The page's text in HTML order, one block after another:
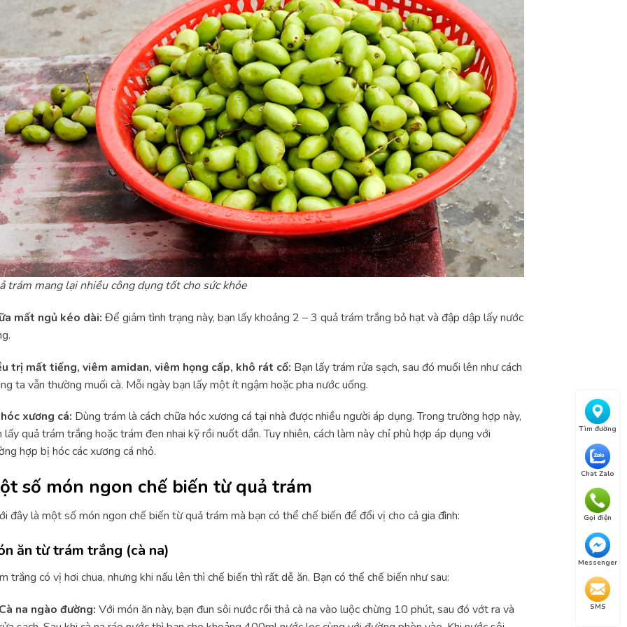
Tìm đường
Chat Zalo
Gọi điện
Messenger
SMS
trám mang lại nhiều công dụng tốt cho sức khỏe
mất ngủ kéo dài: Để giảm tình trạng này, bạn lấy khoảng 2 – 3 quả trám trắng bỏ hạt và đập dập lấy nước
trị mất tiếng, viêm amidan, viêm họng cấp, khô rát cổ: Bạn lấy trám rửa sạch, sau đó muối lên như cách
ta vẫn thường muối cà. Mỗi ngày bạn lấy một ít ngậm hoặc pha nước uống.
xương cá: Dùng trám là cách chữa hóc xương cá tại nhà được nhiều người áp dụng. Trong trường hợp này,
lấy quả trám trắng hoặc trám đen nhai kỹ rồi nuốt dần. Tuy nhiên, cách làm này chỉ phù hợp áp dụng với
hợp bị hóc các xương cá nhỏ.
số món ngon chế biến từ quả trám
đây là một số món ngon chế biến từ quả trám mà bạn có thể chế biến để đổi vị cho cả gia đình:
ăn từ trám trắng (cà na)
trắng có vị hơi chua, nhưng khi nấu lên thì chế biến thì rất dễ ăn. Bạn có thể chế biến như sau:
na ngào đường: Với món ăn này, bạn đun sôi nước rồi thả cà na vào luộc chừng 10 phút, sau đó vớt ra và